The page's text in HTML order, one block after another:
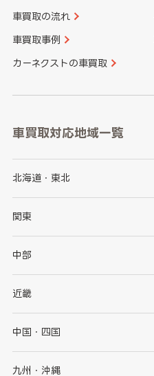
車買取の流れ
車買取事例
カーネクストの車買取
車買取対応地域一覧
北海道・東北
北海道
岩手県
秋田県
関東
茨城県
群馬県
千葉県
中部
新潟県
石川県
山梨県
近畿
大阪府
京都府
中国・四国
鳥取県
九州・沖縄